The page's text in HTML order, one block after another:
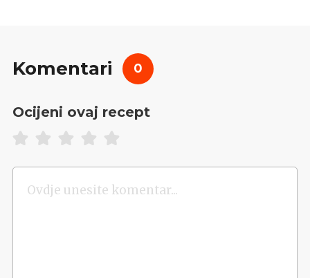
Komentari 0
Ocijeni ovaj recept